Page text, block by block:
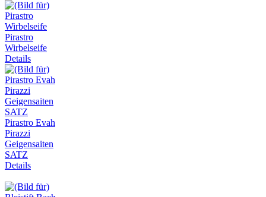
Pirastro
Wirbelseife
Details
Pirastro Evah
Pirazzi
Geigensaiten
SATZ
Details